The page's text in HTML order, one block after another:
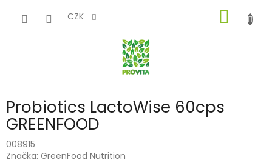
CZK
KOŠÍK
Probiotics LactoWise 60cps
GREENFOOD
008915
Značka: GreenFood Nutrition